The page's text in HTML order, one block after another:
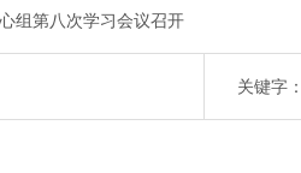
组第八次学习会议召开
关键字：